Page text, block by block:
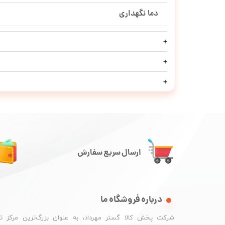
دما نگهداری
ارسال سریع سفارش
درباره فروشگاه ما
شرکت پخش کالا گستر مهرداد، به عنوان بزرگ‌ترین مرکز